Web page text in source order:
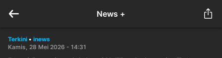
News +
Terkini • inews
Kamis, 28 Mei 2026 - 14:31